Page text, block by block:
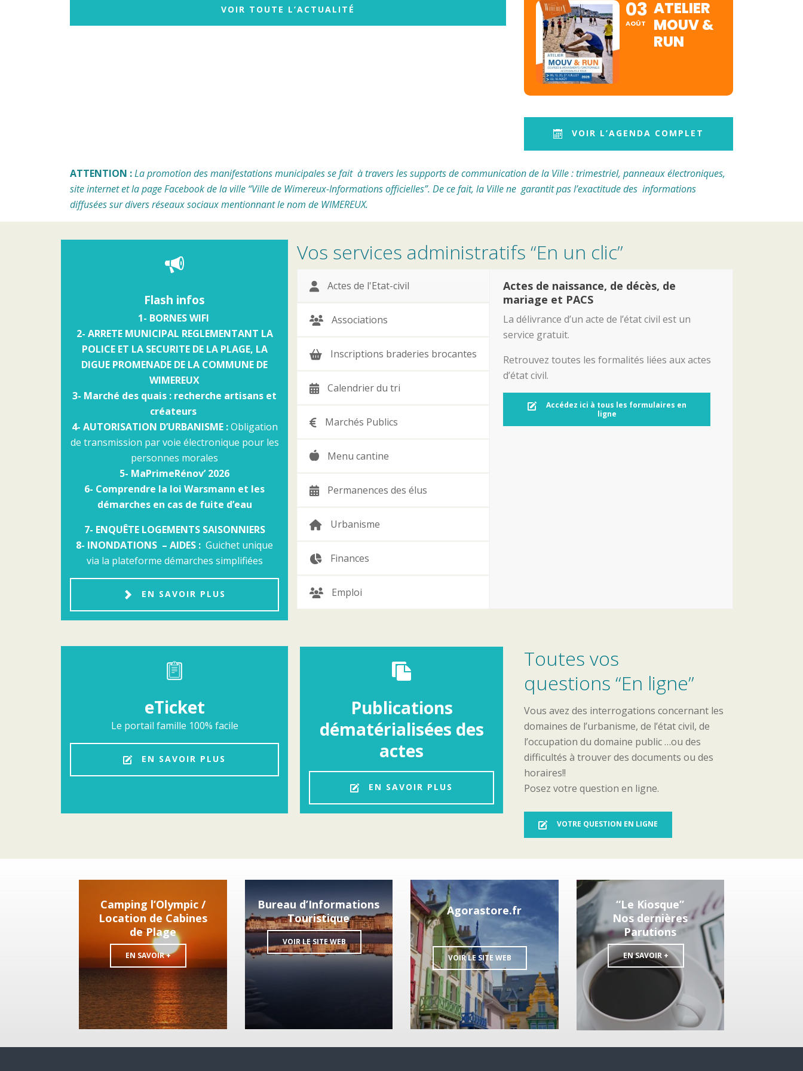
VOIR TOUTE L’ACTUALITÉ 03
AOÛT
ATELIER
MOUV &
RUN
VOIR L’AGENDA COMPLET
ATTENTION :La promotion des manifestations municipales se fait à travers les supports de communication de la Ville : trimestriel, panneaux électroniques,
site internet et la page Facebook de la ville “Ville de Wimereux-Informations officielles”. De ce fait, la Ville ne garantit pas l’exactitude des informations
diffusées sur divers réseaux sociaux mentionnant le nom de WIMEREUX.
Flash infos
1- BORNES WIFI
2- ARRETE MUNICIPAL REGLEMENTANT LA
POLICE ET LA SECURITE DE LA PLAGE, LA
DIGUE PROMENADE DE LA COMMUNE DE
WIMEREUX
3- Marché des quais : recherche artisans et
créateurs
4- AUTORISATION D’URBANISME :Obligation
de transmission par voie électronique pour les
personnes morales
5- MaPrimeRénov’ 2026
6- Comprendre la loi Warsmann et les
démarches en cas de fuite d’eau
7- ENQUÊTE LOGEMENTS SAISONNIERS
8- INONDATIONS – AIDES : Guichet unique
via la plateforme démarches simplifiées
EN SAVOIR PLUS
Vos services administratifs “En un clic”
Actes de l'Etat-civil
Associations
Inscriptions braderies brocantes
Calendrier du tri
Marchés Publics
Menu cantine
Permanences des élus
Urbanisme
Finances
Emploi
Actes de naissance, de décès, de
mariage et PACS
La délivrance d’un acte de l’état civil est un
service gratuit.
Retrouvez toutes les formalités liées aux actes
d’état civil.
Accédez ici à tous les formulaires en
ligne
eTicket
Le portail famille 100% facile
EN SAVOIR PLUS
Publications
dématérialisées des
actes
EN SAVOIR PLUS
Toutes vos
questions “En ligne”
Vous avez des interrogations concernant les
domaines de l’urbanisme, de l’état civil, de
l’occupation du domaine public …ou des
difficultés à trouver des documents ou des
horaires!!
Posez votre question en ligne.
VOTRE QUESTION EN LIGNE
Camping l’Olympic /
Location de Cabines
de Plage
EN SAVOIR +
Bureau d’Informations
Touristique
VOIR LE SITE WEB
Agorastore.fr
VOIR LE SITE WEB
“Le Kiosque”
Nos dernières
Parutions
EN SAVOIR +